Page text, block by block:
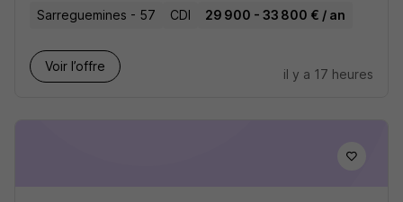
Sarreguemines - 57 CDI 29 900 - 33 800 € / an
Voir l’offre
il y a 17 heures